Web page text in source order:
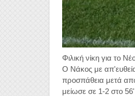
Φιλική νίκη για το
Ο Νάκος με
προσπάθεια μετά
μείωσε σε 1-2 στο